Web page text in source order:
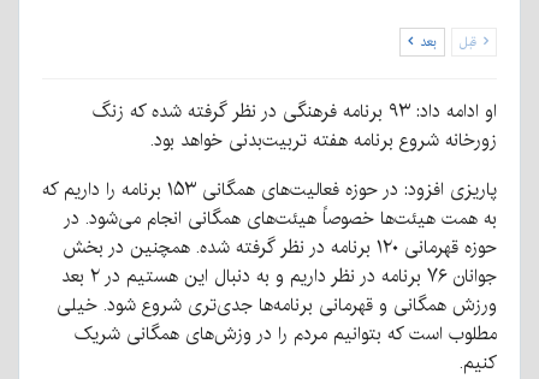
قبل بعد
او ادامه داد: ۹۳ برنامه فرهنگی در نظر گرفته شده که زنگ
زورخانه شروع برنامه هفته تربیت‌بدنی خواهد بود.
پاریزی افزود: در حوزه فعالیت‌های همگانی ۱۵۳ برنامه را داریم که
به همت هیئت‌ها خصوصاً هیئت‌های همگانی انجام می‌شود. در
حوزه قهرمانی ۱۲۰ برنامه در نظر گرفته شده. همچنین در بخش
جوانان ۷۶ برنامه در نظر داریم و به دنبال این هستیم در ۲ بعد
ورزش همگانی و قهرمانی برنامه‌ها جدی‌تری شروع شود. خیلی
مطلوب است که بتوانیم مردم را در وزش‌های همگانی شریک
کنیم.